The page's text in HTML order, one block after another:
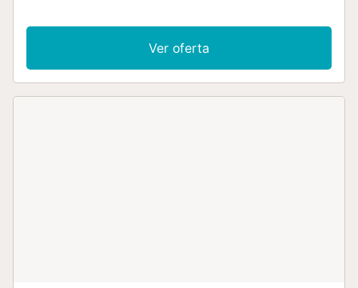
maravillosamente diseñada con 210 m² de espacio interior
en una sola planta, por lo que no hay escaleras que subir;
cuenta con aire acondicionado en todas las estancias, un
patio elevado de 70 m² y la cocina se comunica
Ver oferta